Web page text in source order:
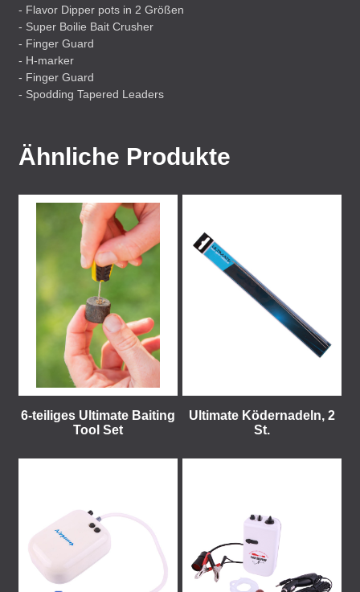
- Flavor Dipper pots in 2 Größen
- Super Boilie Bait Crusher
- Finger Guard
- H-marker
- Finger Guard
- Spodding Tapered Leaders
Ähnliche Produkte
6-teiliges Ultimate Baiting
Tool Set
Ultimate Ködernadeln, 2
St.